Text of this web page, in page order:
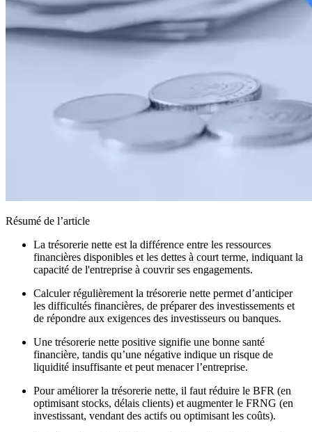
Résumé de l’article
La trésorerie nette est la différence entre les ressources
financières disponibles et les dettes à court terme, indiquant la
capacité de l'entreprise à couvrir ses engagements.
Calculer régulièrement la trésorerie nette permet d’anticiper
les difficultés financières, de préparer des investissements et
de répondre aux exigences des investisseurs ou banques.
Une trésorerie nette positive signifie une bonne santé
financière, tandis qu’une négative indique un risque de
liquidité insuffisante et peut menacer l’entreprise.
Pour améliorer la trésorerie nette, il faut réduire le BFR (en
optimisant stocks, délais clients) et augmenter le FRNG (en
investissant, vendant des actifs ou optimisant les coûts).